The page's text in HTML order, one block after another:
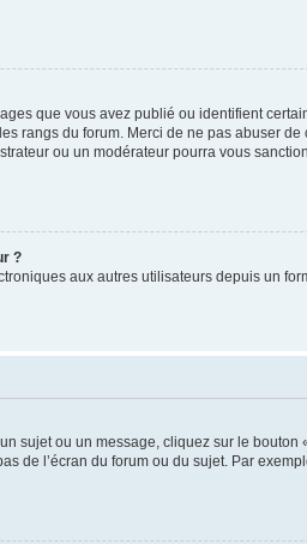
que vous avez publié ou identifient
rangs du forum. Merci de ne pas abuser
ou un modérateur pourra vous
?
aux autres utilisateurs depuis un
sujet ou un message, cliquez sur le bouton
de l’écran du forum ou du sujet. Par